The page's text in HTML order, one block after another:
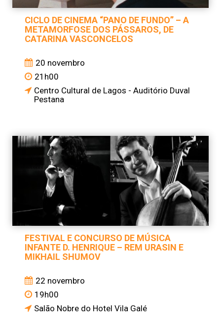
CICLO DE CINEMA “PANO DE FUNDO” – A
METAMORFOSE DOS PÁSSAROS, DE
CATARINA VASCONCELOS
20 novembro
21h00
Centro Cultural de Lagos - Auditório Duval
Pestana
FESTIVAL E CONCURSO DE MÚSICA
INFANTE D. HENRIQUE – REM URASIN E
MIKHAIL SHUMOV
22 novembro
19h00
Salão Nobre do Hotel Vila Galé